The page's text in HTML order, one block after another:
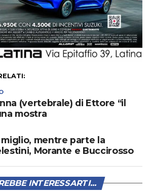
(vertebrale) di Ettore “il
mostra
mentre parte la
Morante e Buccirosso
INTERESSARTI...